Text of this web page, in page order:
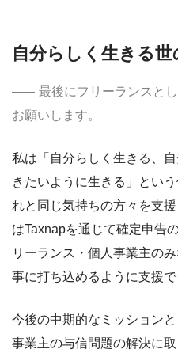
自分らしく生きる
最後にフリーランスと
お願いします。
私は「自分らしく生きる、
きたいように生きる」とい
れと同じ気持ちの方々を支
はTaxnapを通じて確定申告
リーランス・個人事業主の
事に打ち込めるように支援
今後の中期的なミッション
事業主の与信問題の解決に